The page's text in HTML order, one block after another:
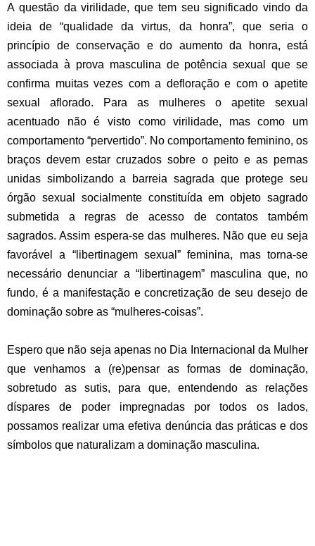
A questão da virilidade, que tem seu significado vindo da
ideia de “qualidade da virtus, da honra”, que seria o
princípio de conservação e do aumento da honra, está
associada à prova masculina de potência sexual que se
confirma muitas vezes com a defloração e com o apetite
sexual aflorado. Para as mulheres o apetite sexual
acentuado não é visto como virilidade, mas como um
comportamento “pervertido”. No comportamento feminino, os
braços devem estar cruzados sobre o peito e as pernas
unidas simbolizando a barreia sagrada que protege seu
órgão sexual socialmente constituída em objeto sagrado
submetida a regras de acesso de contatos também
sagrados. Assim espera-se das mulheres. Não que eu seja
favorável a “libertinagem sexual” feminina, mas torna-se
necessário denunciar a “libertinagem” masculina que, no
fundo, é a manifestação e concretização de seu desejo de
dominação sobre as “mulheres-coisas”.
Espero que não seja apenas no Dia Internacional da Mulher
que venhamos a (re)pensar as formas de dominação,
sobretudo as sutis, para que, entendendo as relações
díspares de poder impregnadas por todos os lados,
possamos realizar uma efetiva denúncia das práticas e dos
símbolos que naturalizam a dominação masculina.